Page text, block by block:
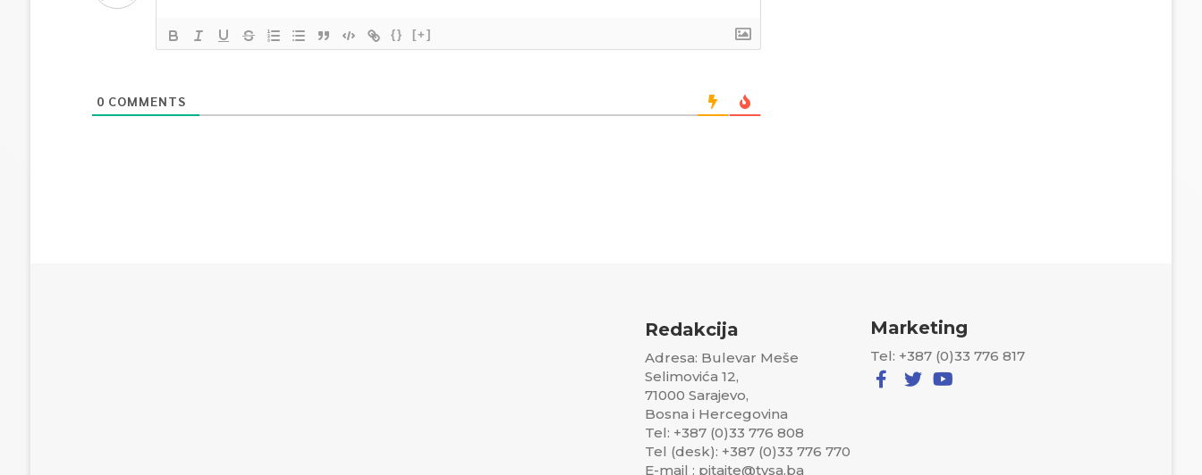
{} [+]
0 COMMENTS
Redakcija
Adresa: Bulevar Meše
Selimovića 12,
71000 Sarajevo,
Bosna i Hercegovina
Tel: +387 (0)33 776 808
Tel (desk): +387 (0)33 776 770
E-mail : pitajte@tvsa.ba
Marketing
Tel: +387 (0)33 776 817